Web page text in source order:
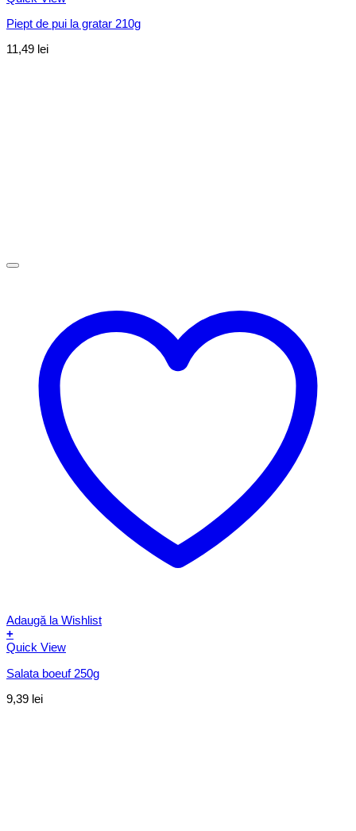
Piept de pui la gratar 210g
11,49 lei
Adaugă la Wishlist
+
Quick View
Salata boeuf 250g
9,39 lei